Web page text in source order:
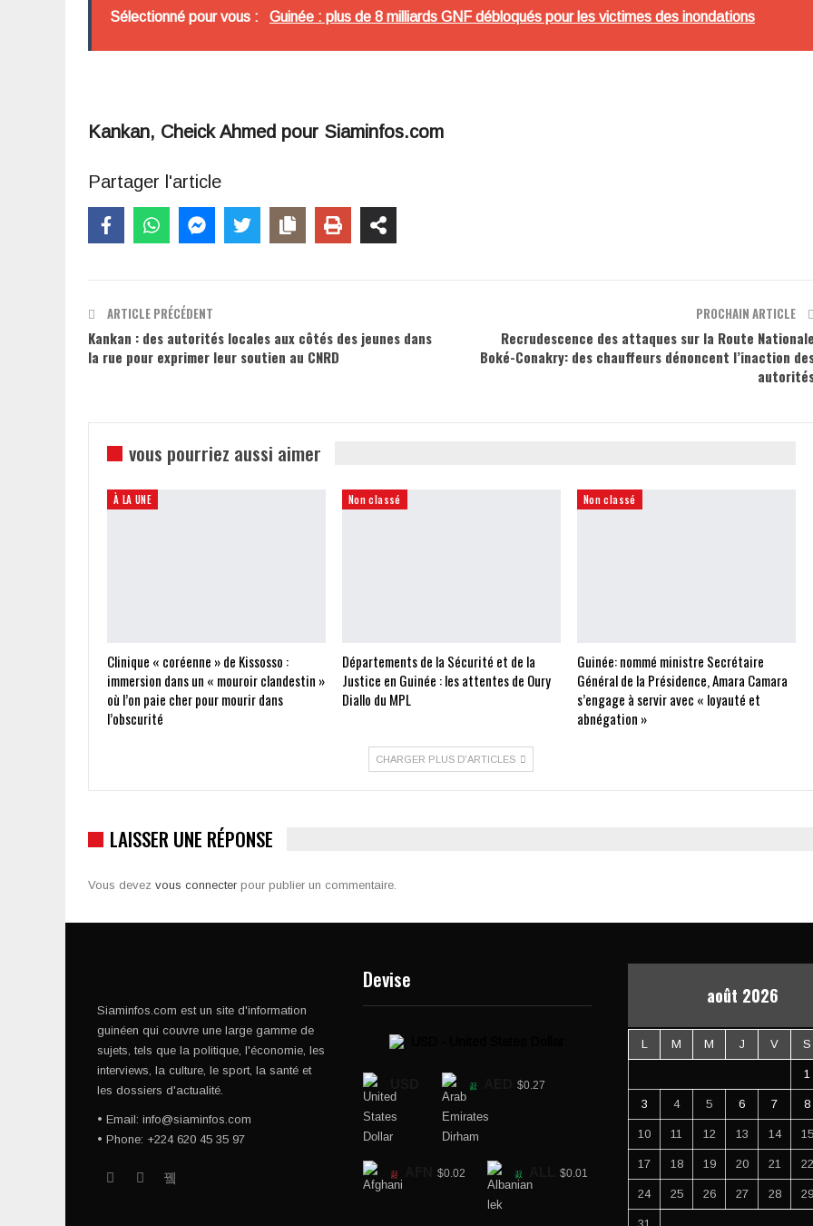
Sélectionné pour vous : Guinée : plus de 8 milliards GNF débloqués pour les victimes des inondations
Kankan, Cheick Ahmed pour Siaminfos.com
Partager l'article
ARTICLE PRÉCÉDENT
Kankan : des autorités locales aux côtés des jeunes dans
la rue pour exprimer leur soutien au CNRD
PROCHAIN ARTICLE
Recrudescence des attaques sur la Route
Boké-Conakry: des chauffeurs dénoncent l’inaction
vous pourriez aussi aimer
À LA UNE
Clinique « coréenne » de Kissosso :
immersion dans un « mouroir clandestin »
où l’on paie cher pour mourir dans
l’obscurité
Non classé
Départements de la Sécurité et de la
Justice en Guinée : les attentes de Oury
Diallo du MPL
Non classé
Guinée: nommé ministre Secrétaire
Général de la Présidence, Amara Camara
s’engage à servir avec « loyauté et
abnégation »
CHARGER PLUS D'ARTICLES
LAISSER UNE RÉPONSE
Vous devez vous connecter pour publier un commentaire.
Siaminfos.com est un site d'information
guinéen qui couvre une large gamme de
sujets, tels que la politique, l'économie, les
interviews, la culture, le sport, la santé et
les dossiers d'actualité.
• Email: info@siaminfos.com
• Phone: +224 620 45 35 97
Devise
$0.27
$0.02 $0.01
août 2026
L M M J V S
1
3 4 5 6 7 8
10 11 12 13 14 15
17 18 19 20 21 22
24 25 26 27 28 29